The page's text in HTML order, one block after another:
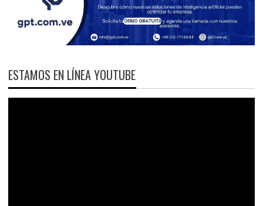
ESTAMOS EN LÍNEA YOUTUBE